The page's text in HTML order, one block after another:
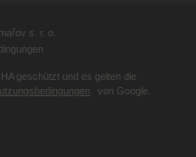
s. r. o.
geschützt und es gelten die
von Google.